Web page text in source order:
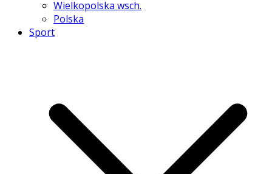
Wielkopolska wsch.
Polska
Sport